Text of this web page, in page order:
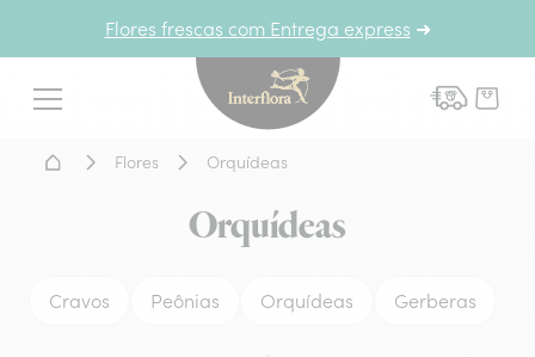
Flores frescas com Entrega express ➜
Menu
Interflora - entrega de
Home - Entrega de flores
Flores Orquídeas
Orquídeas
Cravos Peônias Orquídeas Gerberas